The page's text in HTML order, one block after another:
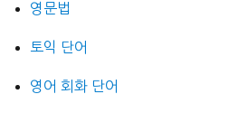
영문법
토익 단어
영어 회화 단어